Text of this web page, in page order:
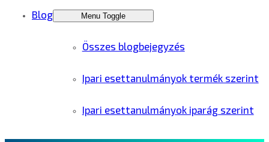
Blog Menu Toggle
Összes blogbejegyzés
Ipari esettanulmányok termék szerint
Ipari esettanulmányok iparág szerint